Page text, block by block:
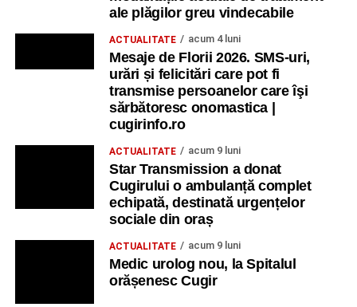
mulțumiri pentru colegii noștri, am prezentat steagurile
țărilor participante și am realizat fotografii de grup.
Ne-am despărțit, dar nu ne-am încheiat colaborarea. Am
plecat cu promisiunea de a rămâne conectați, de a
împărtăși ceea ce am învățat și de a transforma
experiența într-un impact real în comunitățile noastre”.
Un „mulțumesc” pentru oportunitate
„Mulțumim Asociației Youth Progress din Cehia pentru
încrederea acordată și pentru faptul că ne-a oferit șansa
de a participa la acest curs internațional.
Mulțumim Erasmus+ pentru oportunitățile extraordinare de
învățare, dezvoltare și colaborare europeană și pentru
ale plăgilor greu vindecabile
ACTUALITATE acum 4 luni
Mesaje de Florii 2026. SMS-uri,
urări și felicitări care pot fi
transmise persoanelor care îşi
sărbătoresc onomastica |
cugirinfo.ro
ACTUALITATE acum 9 luni
Star Transmission a donat
Cugirului o ambulanță complet
echipată, destinată urgențelor
sociale din oraș
ACTUALITATE acum 9 luni
Medic urolog nou, la Spitalul
orășenesc Cugir